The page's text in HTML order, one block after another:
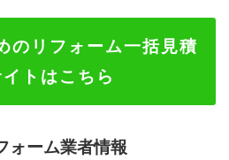
のリフォーム一括見積
イトはこちら
ォーム業者情報